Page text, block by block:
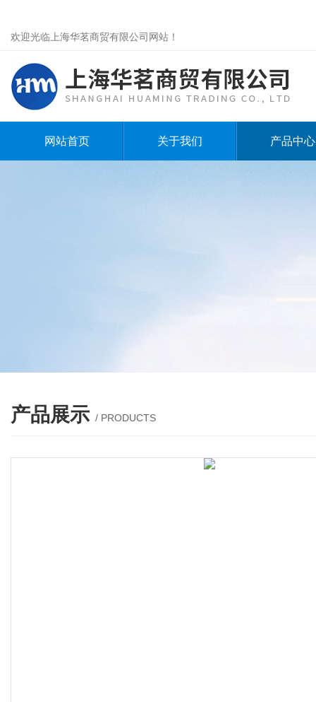
欢迎光临上海华茗商贸有限公司网站！
网站首页 关于我们 产品中心
产品展示 / PRODUCTS